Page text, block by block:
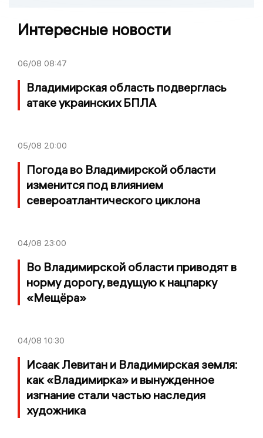
Интересные новости
06/08 08:47
Владимирская область подверглась
атаке украинских БПЛА
05/08 20:00
Погода во Владимирской области
изменится под влиянием
североатлантического циклона
04/08 23:00
Во Владимирской области приводят в
норму дорогу, ведущую к нацпарку
«Мещёра»
04/08 10:30
Исаак Левитан и Владимирская земля:
как «Владимирка» и вынужденное
изгнание стали частью наследия
художника